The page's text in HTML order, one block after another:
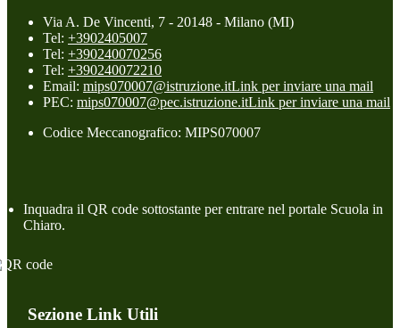
Via A. De Vincenti, 7 - 20148 - Milano (MI)
Tel: +3902405007
Tel: +390240070256
Tel: +390240072210
Email: mips070007@istruzione.itLink per inviare una mail
PEC: mips070007@pec.istruzione.itLink per inviare una mail
Codice Meccanografico: MIPS070007
Inquadra il QR code sottostante per entrare nel portale Scuola in
Chiaro.
Sezione Link Utili